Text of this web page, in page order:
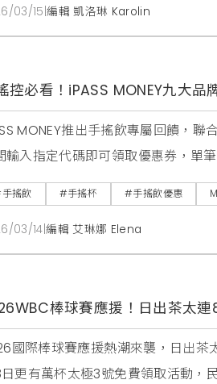
03/15 |編輯 凱洛琳 Karolin
控必看！iPASS MONEY九大
MONEY推出手搖飲專屬回饋，
輸入指定代碼即可領取優惠券，單
搖飲 #手搖杯 #手搖飲優惠
03/14 |編輯 艾琳娜 Elena
棒球賽應援！日出茶太連
國際棒球賽應援熱潮來襲，日出茶
更有萬杯太極3號免費領取活動，